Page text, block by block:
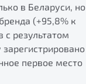
в Беларуси, но
(+95,8% к
с результатом
первое место